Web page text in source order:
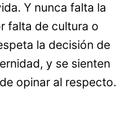
Y nunca falta la
falta de cultura o
la decisión de
y se sienten
opinar al respecto.